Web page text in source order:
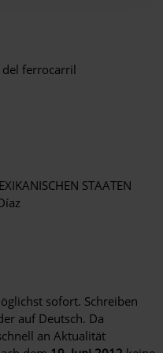
del ferrocarril
STAATEN
sofort. Schreiben
auf Deutsch. Da
an Aktualität